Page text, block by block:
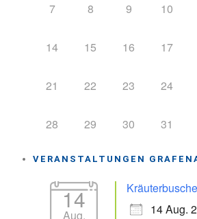
7 8 9 10
14 15 16 17
21 22 23 24
28 29 30 31
VERANSTALTUNGEN
14
Aug.
14 Aug.